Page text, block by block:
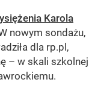
Karola
nowym sondażu,
dla rp.pl,
– w skali szkolnej